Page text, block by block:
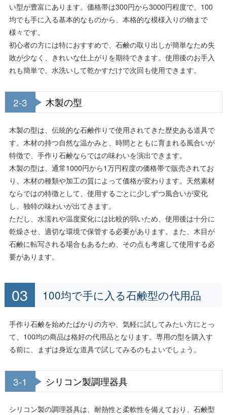
い型が豊富にあります。価格帯は300円から3000円程度で、100
均でも手に入る基本的なものから、本格的な模様入りの物まで
様々です。
初心者の方には特におすすめで、石鹸の取り出しが簡単なため失
敗が少なく、きれいな仕上がりを期待できます。使用後のお手入
れも簡単で、水洗いして乾かすだけで次回も使用できます。
2-3 木製の型
木製の型は、伝統的な石鹸作りで使用されてきた歴史ある道具で
す。木材の持つ自然な温かみと、時間とともに育まれる風合いが
特徴で、手作り石鹸ならではの味わいを演出できます。
木製の型は、通常1000円から1万円程度の価格帯で販売されてお
り、木材の種類や加工の質によって価格が変わります。天然素材
ならではの特徴として、使用するごとに少しずつ風合いが変化
し、独特の味わいが出てきます。
ただし、水濡れや温度変化には比較的弱いため、使用後は十分に
乾燥させ、適切な環境で保管する必要があります。また、木目が
石鹸に転写される場合もあるため、その点も考慮して使用する必
要があります。
100均で手に入る石鹸型の代用品
手作り石鹸を始めたばかりの方や、気軽に試してみたい方にとっ
て、100均の商品は格好の代用品となります。専用の型を購入す
る前に、まずは身近な道具で試してみるのもよいでしょう。
3-1 シリコン製調理器具
シリコン製の調理器具は、耐熱性と柔軟性を備えており、石鹸型